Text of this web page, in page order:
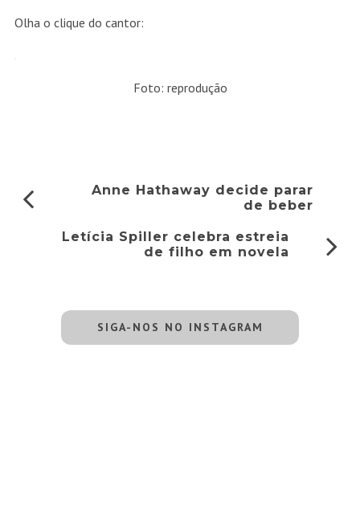
Olha o clique do cantor:
Foto: reprodução
Anne Hathaway decide parar
de beber
Letícia Spiller celebra estreia
de filho em novela
SIGA-NOS NO INSTAGRAM